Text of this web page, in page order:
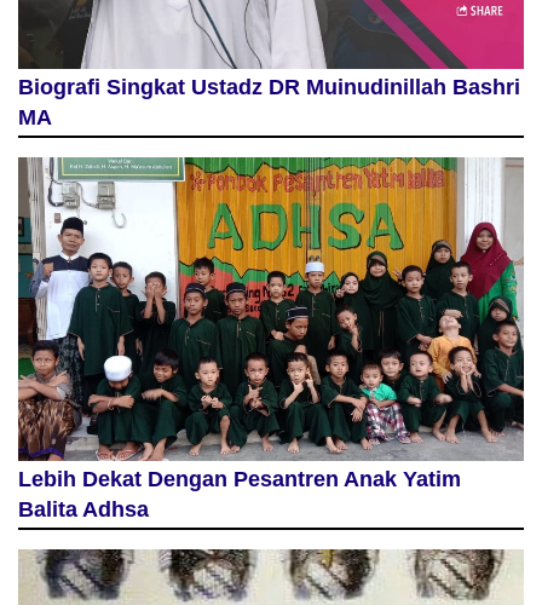
Biografi Singkat Ustadz DR Muinudinillah Bashri
MA
Lebih Dekat Dengan Pesantren Anak Yatim
Balita Adhsa